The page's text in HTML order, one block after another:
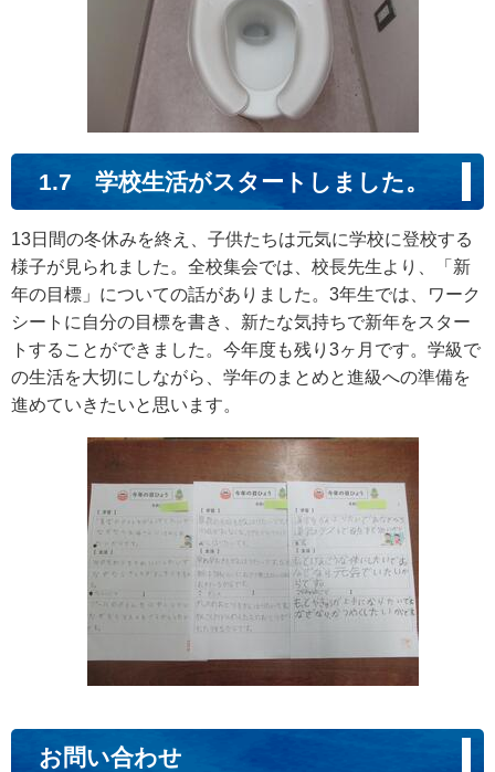
1.7 学校生活がスタートしました。
13日間の冬休みを終え、子供たちは元気に学校に登校する
様子が見られました。全校集会では、校長先生より、「新
年の目標」についての話がありました。3年生では、ワーク
シートに自分の目標を書き、新たな気持ちで新年をスター
トすることができました。今年度も残り3ヶ月です。学級で
の生活を大切にしながら、学年のまとめと進級への準備を
進めていきたいと思います。
お問い合わせ